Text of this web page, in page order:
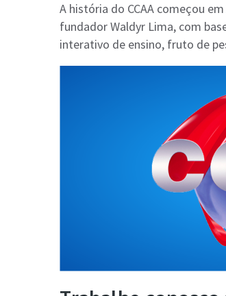
A história do CCAA começou
fundador Waldyr Lima, com
interativo de ensino, fruto de